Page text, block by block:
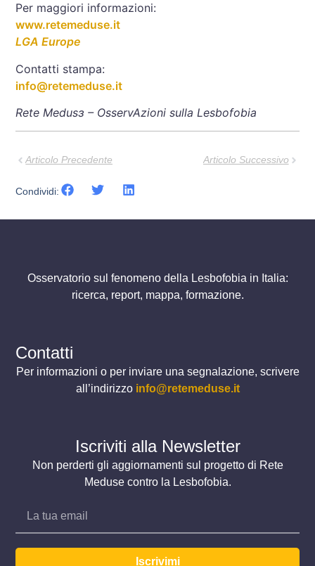
Per maggiori informazioni:
www.retemeduse.it
LGA Europe
Contatti stampa:
info@retemeduse.it
Rete Medusɜ – OsservAzioni sulla Lesbofobia
Articolo Precedente Articolo Successivo
Condividi:
Osservatorio sul fenomeno della Lesbofobia in Italia:
ricerca, report, mappa, formazione.
Contatti
Per informazioni o per inviare una segnalazione, scrivere
all’indirizzo info@retemeduse.it
Iscriviti alla Newsletter
Non perderti gli aggiornamenti sul progetto di Rete
Meduse contro la Lesbofobia.
Iscrivimi